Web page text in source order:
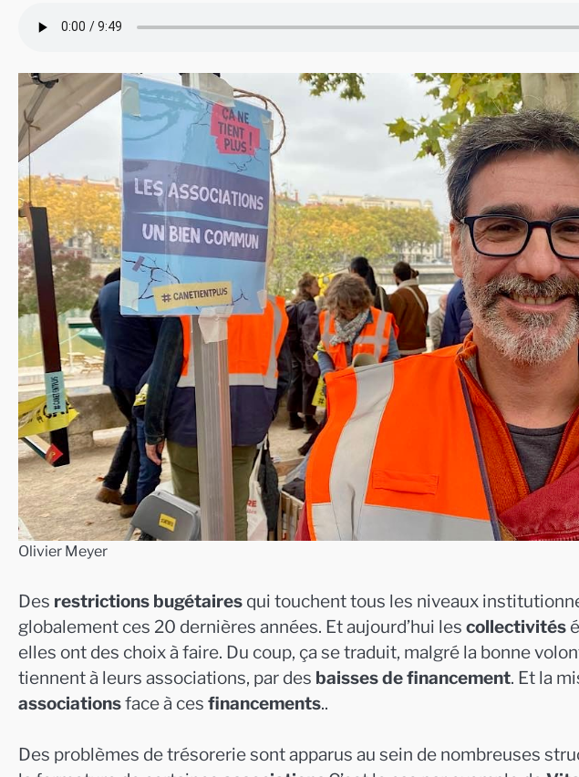
Olivier Meyer
Des restrictions bugétaires qui touchent tous les niveaux
globalement ces 20 dernières années. Et aujourd’hui les collectivités
elles ont des choix à faire. Du coup, ça se traduit, malgré la bonne
tiennent à leurs associations, par des baisses de financement. Et la
associationsface à ces financements..
Des problèmes de trésorerie sont apparus au sein de nombreuses